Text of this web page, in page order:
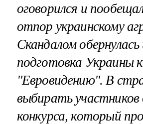
оговорился и
отпор украинскому
Скандалом обернулась
подготовка Украины к
"Евровидению". В
выбирать участников
конкурса, который